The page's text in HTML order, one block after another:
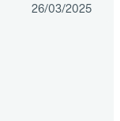
26/03/2025